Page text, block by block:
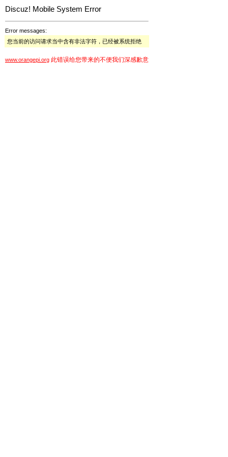
Discuz! Mobile System Error
Error messages:
您当前的访问请求当中含有非法字符，已经被系统拒绝
www.orangepi.org 此错误给您带来的不便我们深感歉意